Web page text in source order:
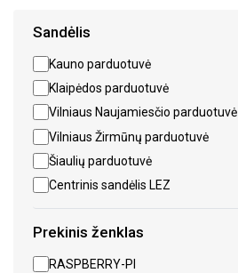
Sandėlis
Kauno parduotuvė
Klaipėdos parduotuvė
Vilniaus Naujamiesčio parduotuvė
Vilniaus Žirmūnų parduotuvė
Šiaulių parduotuvė
Centrinis sandėlis LEZ
Prekinis ženklas
RASPBERRY-PI